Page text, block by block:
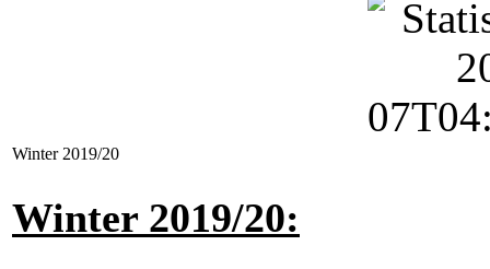
Winter 2019/20
Winter 2019/20: